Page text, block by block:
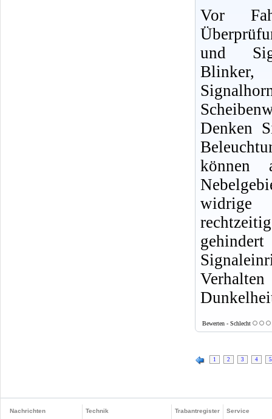
Vor
und
Denken
widrige
Bewerten - Schlecht
1 2 3 4 5
Nachrichten
Technik
Trabantregister
Service